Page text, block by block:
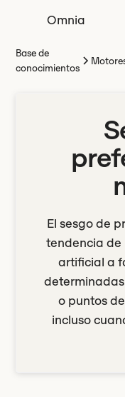
Omnia
Base de
conocimientos
El sesgo de
tendencia de
artificial a
o puntos
incluso